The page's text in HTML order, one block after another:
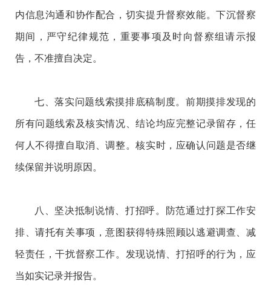
内信息沟通和协作配合，切实提升督察效能。下沉督察
期间，严守纪律规范，重要事项及时向督察组请示报
告，不准擅自决定。
七、落实问题线索摸排底稿制度。前期摸排发现的
所有问题线索及核实情况、结论均应完整记录留存，任
何人不得擅自取消、调整。核实时，应确认问题是否继
续保留并说明原因。
八、坚决抵制说情、打招呼。防范通过打探工作安
排、请托有关事项，意图获得特殊照顾以逃避调查、减
轻责任，干扰督察工作。发现说情、打招呼的行为，应
当如实记录并报告。